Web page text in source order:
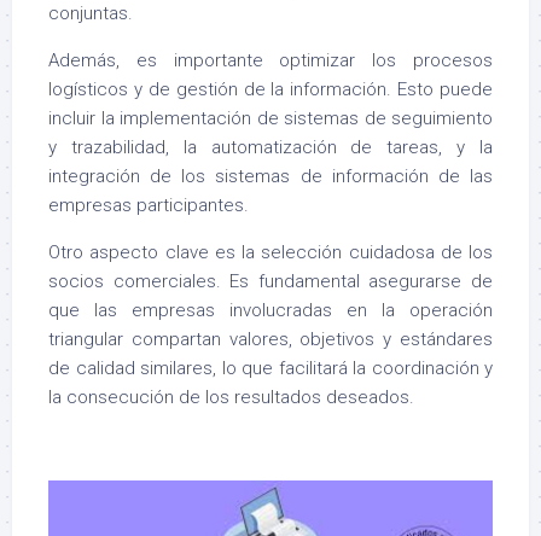
conjuntas.
Además, es importante optimizar los procesos
logísticos y de gestión de la información. Esto puede
incluir la implementación de sistemas de seguimiento
y trazabilidad, la automatización de tareas, y la
integración de los sistemas de información de las
empresas participantes.
Otro aspecto clave es la selección cuidadosa de los
socios comerciales. Es fundamental asegurarse de
que las empresas involucradas en la operación
triangular compartan valores, objetivos y estándares
de calidad similares, lo que facilitará la coordinación y
la consecución de los resultados deseados.